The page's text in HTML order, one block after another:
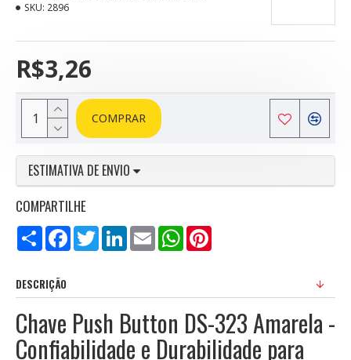
R$3,26
SKU: 2896
COMPRAR
ESTIMATIVA DE ENVIO
COMPARTILHE
Compartilhar
FacebookTwitterLinkedInEmail WhatsApp
DESCRIÇÃO
Chave Push Button DS-323 Amarela -
Confiabilidade e Durabilidade para